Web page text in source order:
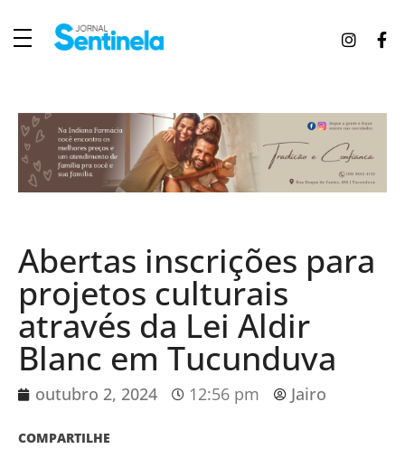
Abertas inscrições para
projetos culturais
através da Lei Aldir
Blanc em Tucunduva
outubro 2, 2024 12:56 pm Jairo
COMPARTILHE